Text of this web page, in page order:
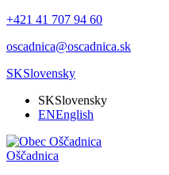
+421 41 707 94 60
oscadnica@oscadnica.sk
SKSlovensky
SKSlovensky
ENEnglish
Oščadnica